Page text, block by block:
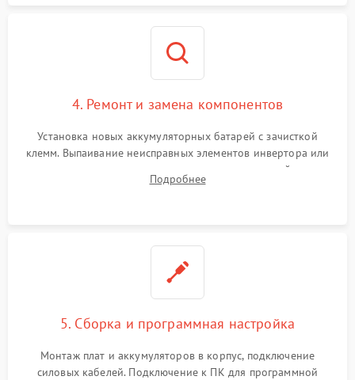
4. Ремонт и замена компонентов
Установка новых аккумуляторных батарей с зачисткой
клемм. Выпаивание неисправных элементов инвертора или
цепи зарядки и монтаж новых радиодеталей.
Восстановление поврежденных токоведущих дорожек и
Подробнее
5. Сборка и программная настройка
Монтаж плат и аккумуляторов в корпус, подключение
силовых кабелей. Подключение к ПК для программной